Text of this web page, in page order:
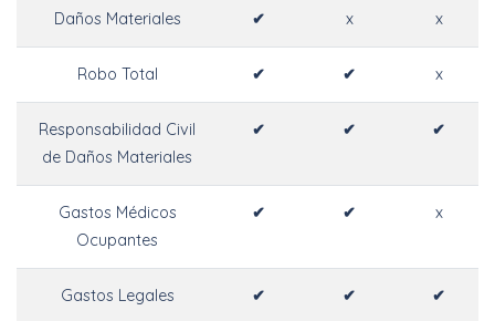
Daños Materiales ✔ x x
Robo Total ✔ ✔ x
Responsabilidad Civil
de Daños Materiales
✔ ✔ ✔
Gastos Médicos
Ocupantes
✔ ✔ x
Gastos Legales ✔ ✔ ✔